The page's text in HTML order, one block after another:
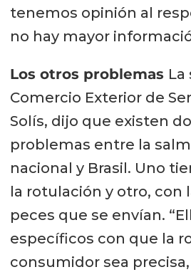
tenemos opinión al
no hay mayor
Los otros problemas La
Comercio Exterior de
Solís, dijo que existen
problemas entre la
nacional y Brasil. Uno
la rotulación y otro, con
peces que se envían.
específicos con que la
consumidor sea